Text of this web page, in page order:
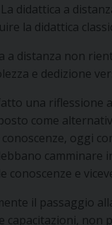
La didattica a
la didattica
a distanza non
e dedizione
una riflessione
come
oggi
conoscenze e
il passaggio
capacitazioni, non